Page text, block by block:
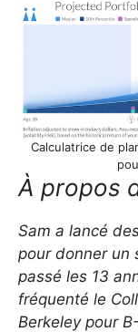
Calculatrice de
À propos
Sam a lancé
pour donner un
passé les 13
fréquenté le
Berkeley pour